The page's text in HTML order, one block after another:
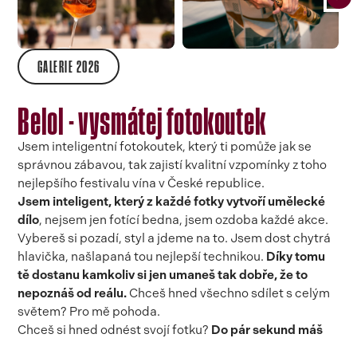
GALERIE 2026
Belol - vysmátej fotokoutek
Jsem inteligentní fotokoutek, který ti pomůže jak se
správnou zábavou, tak zajistí kvalitní vzpomínky z toho
nejlepšího festivalu vína v České republice.
Jsem inteligent, který z každé fotky vytvoří umělecké
dílo, nejsem jen fotící bedna, jsem ozdoba každé akce.
Vybereš si pozadí, styl a jdeme na to. Jsem dost chytrá
hlavička, našlapaná tou nejlepší technikou. Díky tomu
tě dostanu kamkoliv si jen umaneš tak dobře, že to
nepoznáš od reálu.Chceš hned všechno sdílet s celým
světem? Pro mě pohoda.
Chceš si hned odnést svojí fotku? Do pár sekund máš